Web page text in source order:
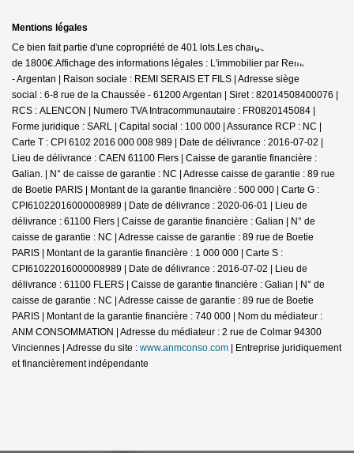
Mentions légales
Ce bien fait partie d'une copropriété de 401 lots.Les charges annuelles sont
de 1800€.Affichage des informations légales : L'immobilier par Rémi SERAIS
- Argentan | Raison sociale : REMI SERAIS ET FILS | Adresse siège
social : 6-8 rue de la Chaussée - 61200 Argentan | Siret : 82014508400076 |
RCS : ALENCON | Numero TVA Intracommunautaire : FR0820145084 |
Forme juridique : SARL | Capital social : 100 000 | Assurance RCP : NC |
Carte T : CPI 6102 2016 000 008 989 | Date de délivrance : 2016-07-02 |
Lieu de délivrance : CAEN 61100 Flers | Caisse de garantie financière :
Galian. | N° de caisse de garantie : NC | Adresse caisse de garantie : 89 rue
de Boetie PARIS | Montant de la garantie financière : 500 000 | Carte G :
CPI61022016000008989 | Date de délivrance : 2020-06-01 | Lieu de
délivrance : 61100 Flers | Caisse de garantie financière : Galian | N° de
caisse de garantie : NC | Adresse caisse de garantie : 89 rue de Boetie
PARIS | Montant de la garantie financière : 1 000 000 | Carte S :
CPI61022016000008989 | Date de délivrance : 2016-07-02 | Lieu de
délivrance : 61100 FLERS | Caisse de garantie financière : Galian | N° de
caisse de garantie : NC | Adresse caisse de garantie : 89 rue de Boetie
PARIS | Montant de la garantie financière : 740 000 | Nom du médiateur :
ANM CONSOMMATION | Adresse du médiateur : 2 rue de Colmar 94300
Vinciennes | Adresse du site : www.anmconso.com | Entreprise juridiquement
et financièrement indépendante